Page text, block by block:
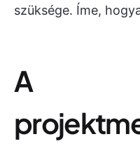
szüksége. Íme,
A